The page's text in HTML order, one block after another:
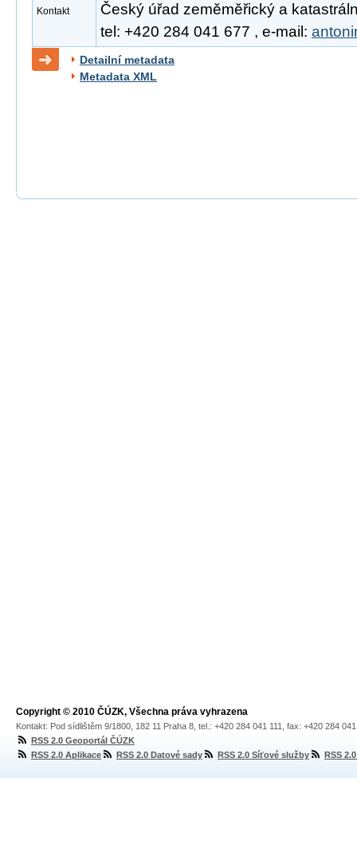
Kontakt
Český úřad zeměměřický a
tel: +420 284 041 677 , e-mail:
Detailní metadata
Metadata XML
Copyright © 2010 ČÚZK, Všechna práva vyhrazena
Kontakt: Pod sídlištěm 9/1800, 182 11 Praha 8, tel.: +420 284 041 111, fax: +420 284
RSS 2.0 Geoportál ČÚZK
RSS 2.0 Aplikace
RSS 2.0 Datové sady RSS 2.0 Síťové služby RSS